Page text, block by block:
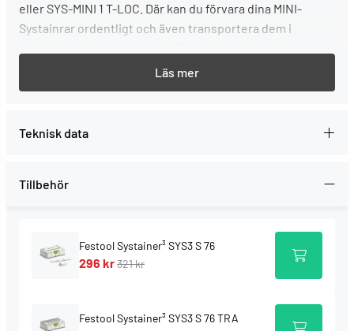
eller SYS-MINI 1 T-LOC. Där kan du förvara dina MINI-
Systainrar ordentligt och även transportera dem i
utökas när du behöver mer plats: du kan bygga upp ett
eget hyllsystem i verkstaden eller kombinera Systainer³-
översikt på arbetsplatsen.
Överskådligt: Hyllmodul inklusive 6 st Systainer³ S
flexibelt förvaringssystem i verkstaden
Praktisk förvaring: Med fjädermekanism, bara att
Lättåtkomligt: Innehållet är alltid tillgängligt, även i
ett Systainer-torn
Teknisk data
Tillbehör
Festool Systainer³ SYS3 S 76
296 kr321 kr
Festool Systainer³ SYS3 S 76 TRA